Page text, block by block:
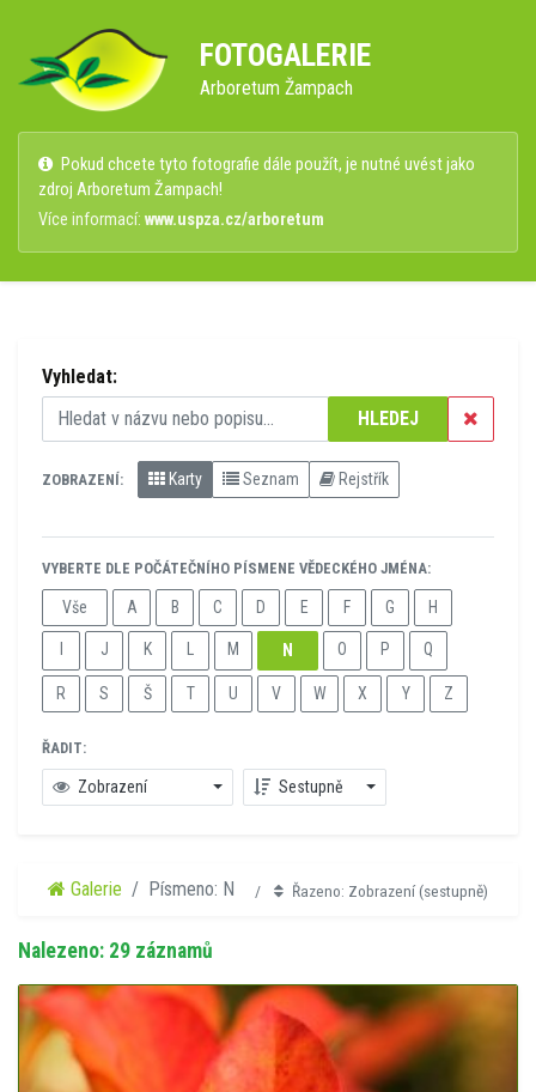
FOTOGALERIE
Arboretum Žampach
Pokud chcete tyto fotografie dále použít, je nutné uvést jako
zdroj Arboretum Žampach!
Více informací: www.uspza.cz/arboretum
Vyhledat:
HLEDEJ
ZOBRAZENÍ: Karty Seznam Rejstřík
VYBERTE DLE POČÁTEČNÍHO PÍSMENE VĚDECKÉHO JMÉNA:
Vše A B C D E F G H
J K M N O P Q
R S Š T U V W X Y Z
ŘADIT:
Zobrazení Sestupně
Galerie Písmeno: N Řazeno: Zobrazení (sestupně)
Nalezeno: 29 záznamů